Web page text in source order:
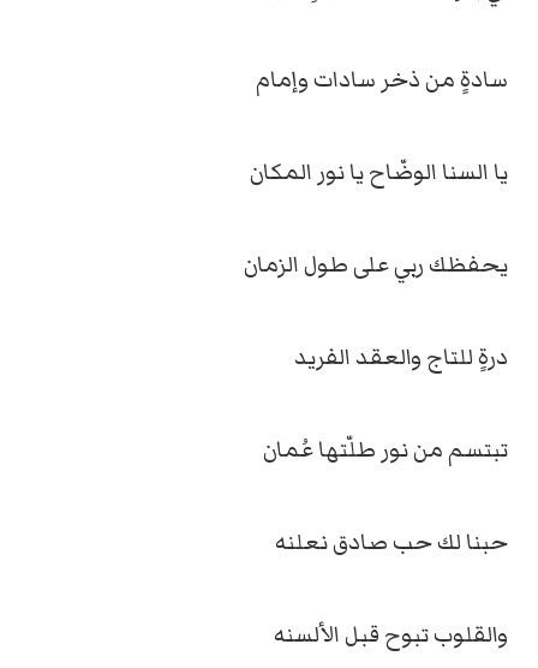
سادةٍ من ذخر سادات وإمام
يا السنا الوضّاح يا نور المكان
يحفظك ربي على طول الزمان
درةٍ للتاج والعقد الفريد
تبتسم من نور طلّتها عُمان
حبنا لك حب صادق نعلنه
والقلوب تبوح قبل الألسنه